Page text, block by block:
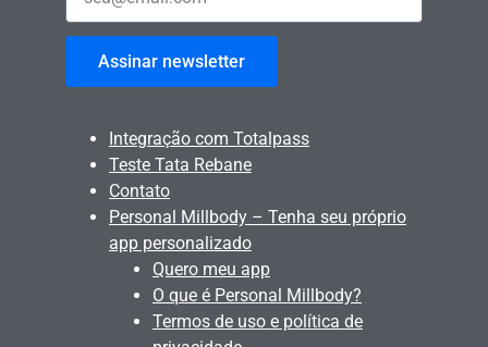
Assinar newsletter
Integração com Totalpass
Teste Tata Rebane
Contato
Personal Millbody – Tenha seu próprio
app personalizado
Quero meu app
O que é Personal Millbody?
Termos de uso e política de